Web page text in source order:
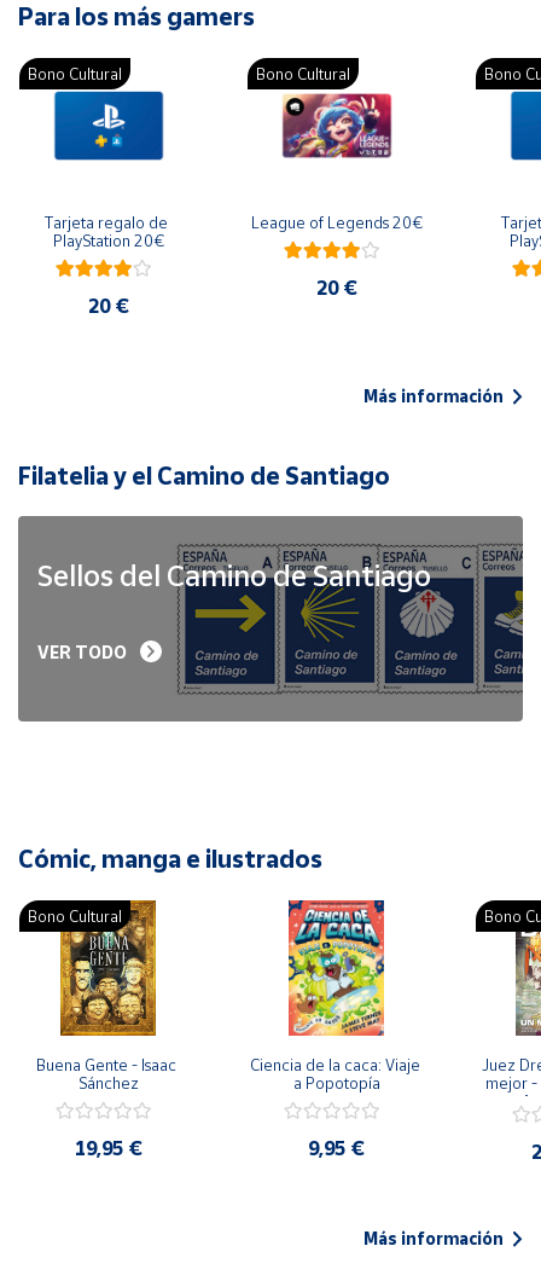
Para los más gamers
Bono Cultural
Tarjeta regalo de
PlayStation 20€
20 €
Bono Cultural
League of Legends 20€
20 €
Bono
Más información
Filatelia y el Camino de Santiago
Sellos del Camino de Santiago
VER TODO
Cómic, manga e ilustrados
Bono Cultural
Buena Gente - Isaac
Sánchez
19,95 €
Ciencia de la caca: Viaje
a Popotopía
9,95 €
Bono
Juez
mejor -
Más información